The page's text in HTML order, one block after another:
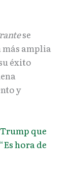
se
amplia
éxito
y
que
hora de